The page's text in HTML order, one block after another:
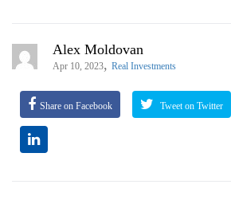
Alex Moldovan
Apr 10, 2023, Real Investments
Share on Facebook Tweet on Twitter